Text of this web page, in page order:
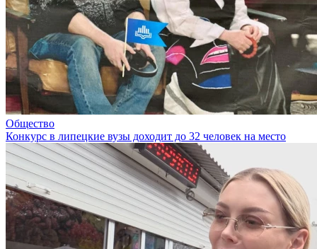
Общество
Конкурс в липецкие вузы доходит до 32 человек на место